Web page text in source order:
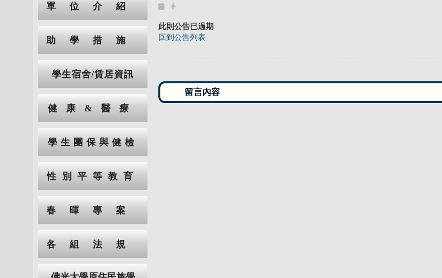
單位介紹
助學措施
學生宿舍/賃居資訊
健康&醫療
學生團保與健檢
性別平等教育
春暉專案
各組法規
此則公告已過期
回到公告列表